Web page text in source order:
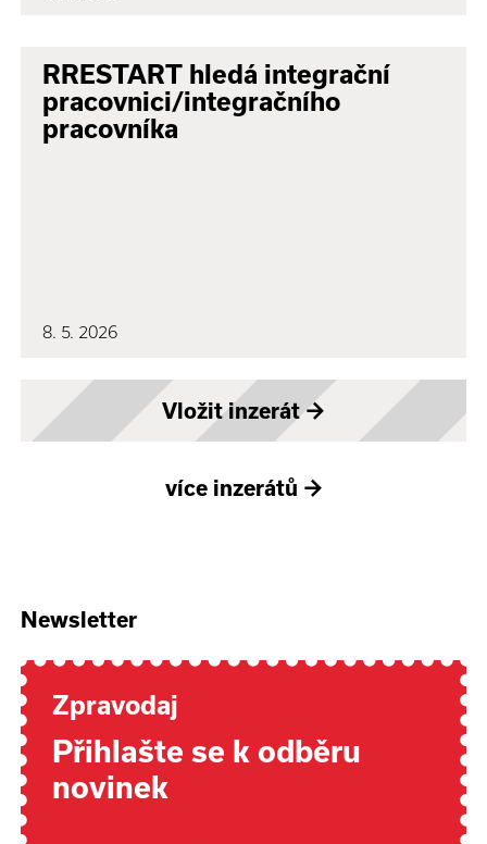
RRESTART hledá integrační
pracovnici/integračního
pracovníka
8. 5. 2026
Vložit inzerát→
více inzerátů →
Newsletter
Zpravodaj
Přihlašte se k odběru
novinek